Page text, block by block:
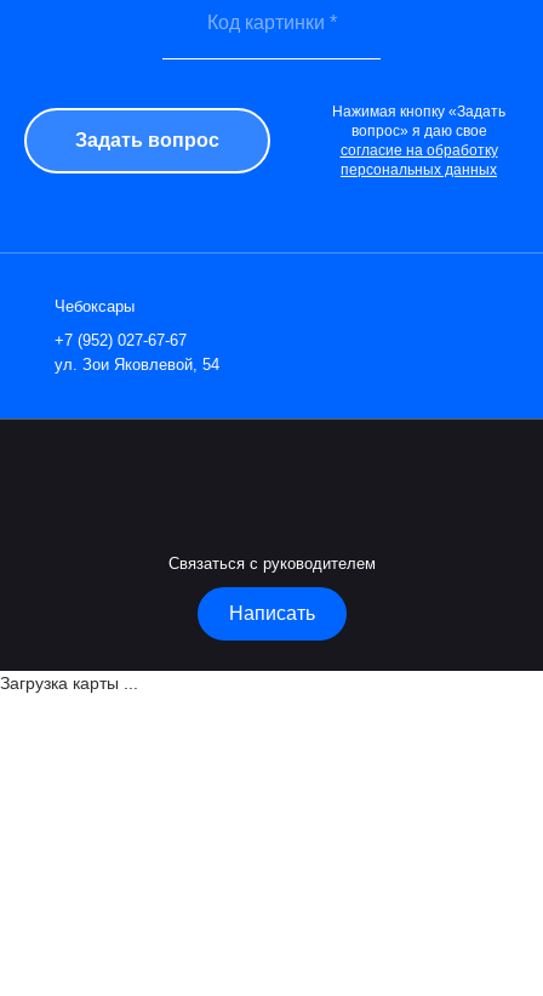
Нажимая кнопку «Задать
вопрос» я даю свое
согласие на обработку
персональных данных
Чебоксары
+7 (952) 027-67-67
ул. Зои Яковлевой, 54
Связаться с руководителем
Написать
Загрузка карты ...